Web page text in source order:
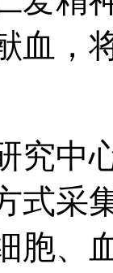
血，
究中
式采
胞、